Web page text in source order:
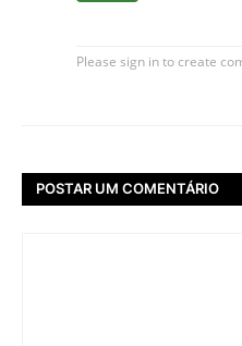
POSTAR UM COMENTÁRIO